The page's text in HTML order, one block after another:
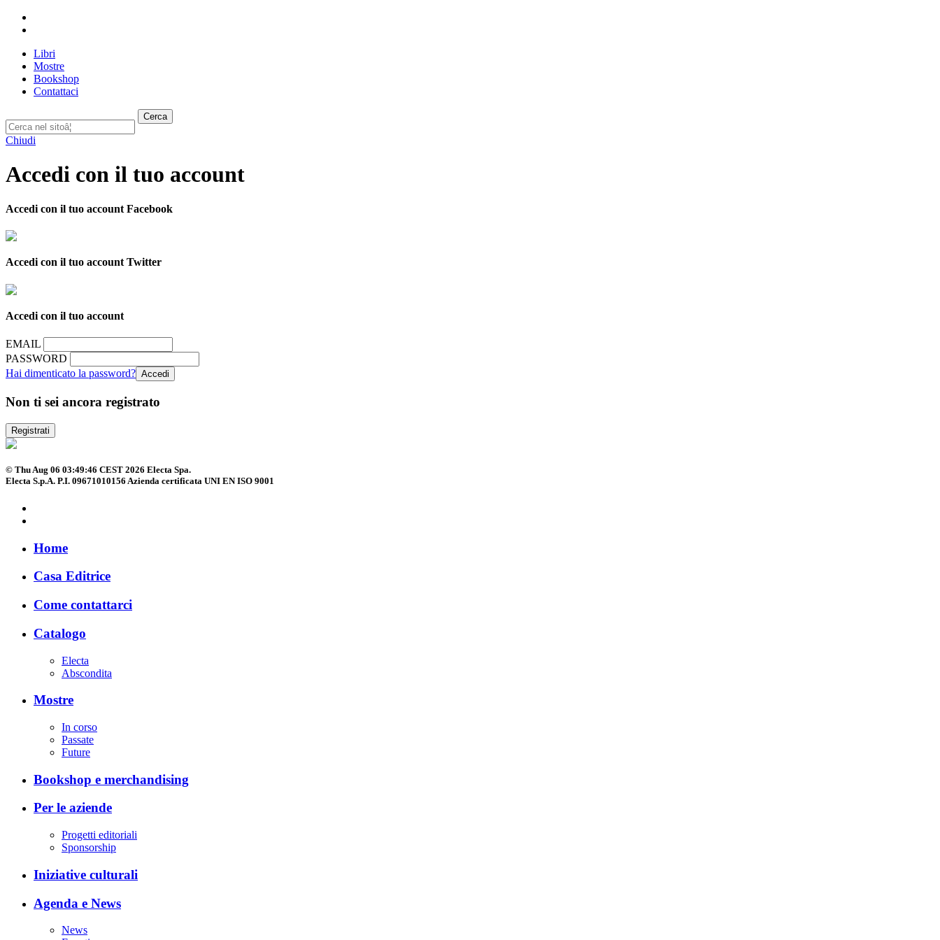
Libri
Mostre
Bookshop
Contattaci
Cerca
Chiudi
Accedi con il tuo account
Accedi con il tuo account Facebook
Accedi con il tuo account Twitter
Accedi con il tuo account
EMAIL
PASSWORD
Hai dimenticato la password?
Non ti sei ancora registrato
Registrati
© Thu Aug 06 03:49:46 CEST 2026 Electa Spa.
Electa S.p.A. P.I. 09671010156 Azienda certificata UNI EN ISO 9001
Home
Casa Editrice
Come contattarci
Catalogo
Electa
Abscondita
Mostre
In corso
Passate
Future
Bookshop e merchandising
Per le aziende
Progetti editoriali
Sponsorship
Iniziative culturali
Agenda e News
News